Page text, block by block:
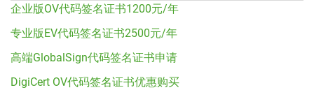
企业版OV代码签名证书1200元/年
专业版EV代码签名证书2500元/年
高端GlobalSign代码签名证书申请
DigiCert OV代码签名证书优惠购买